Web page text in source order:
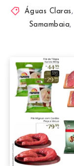
Águas Claras ,
Samambaia,